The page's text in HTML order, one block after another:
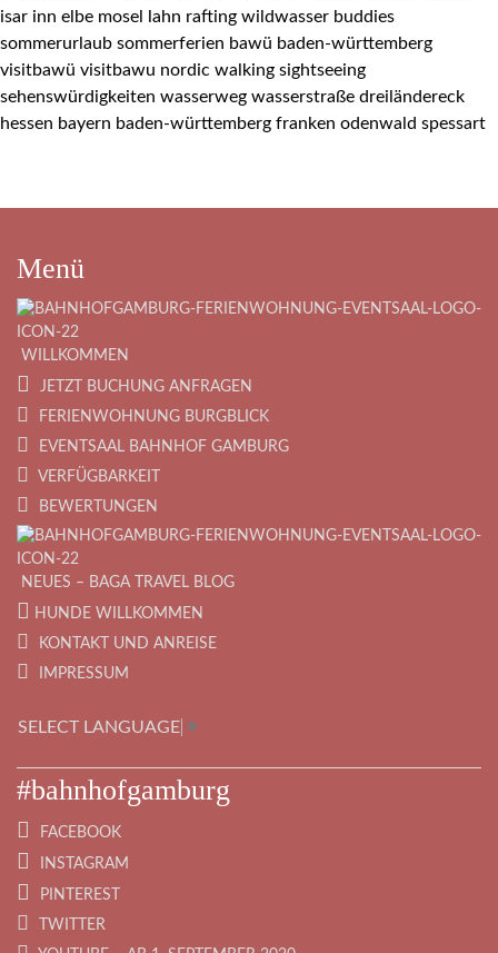
Menü
WILLKOMMEN
JETZT BUCHUNG ANFRAGEN
FERIENWOHNUNG BURGBLICK
EVENTSAAL BAHNHOF GAMBURG
VERFÜGBARKEIT
BEWERTUNGEN
NEUES – BAGA TRAVEL BLOG
HUNDE WILLKOMMEN
KONTAKT UND ANREISE
IMPRESSUM
SELECT LANGUAGE ▼
#bahnhofgamburg
FACEBOOK
INSTAGRAM
PINTEREST
TWITTER